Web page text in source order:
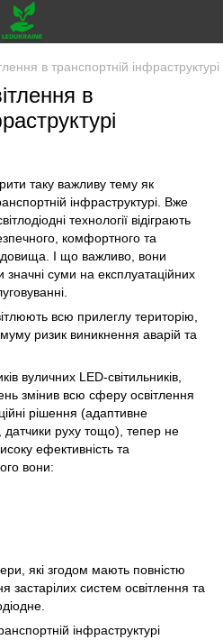
в транспортній інфраструктурі
в
таку важливу тему як
інфраструктурі. Вже
технології відіграють
комфортного та
І що важливо, вони
суми на експлуатаційних
всю прилеглу територію,
ризик виникнення аварій та
вуличних LED-світильників,
змінив всю сферу освітлення
рішення (адаптивне
датчики руху тощо), тепер не
ефективність та
вони:
які згодом мають повністю
застарілих систем освітлення та
інфраструктурі